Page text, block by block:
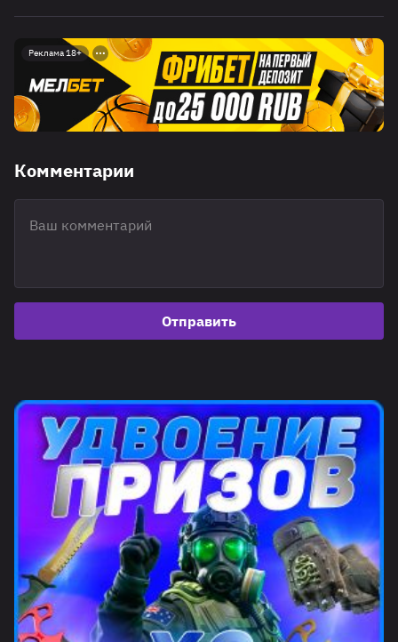
Реклама 18+
Комментарии
Отправить